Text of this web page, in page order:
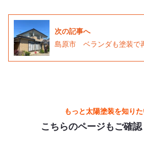
次の記事へ
島原市 ベランダも塗装で
もっと太陽塗装を知り
こちらのページもご確認